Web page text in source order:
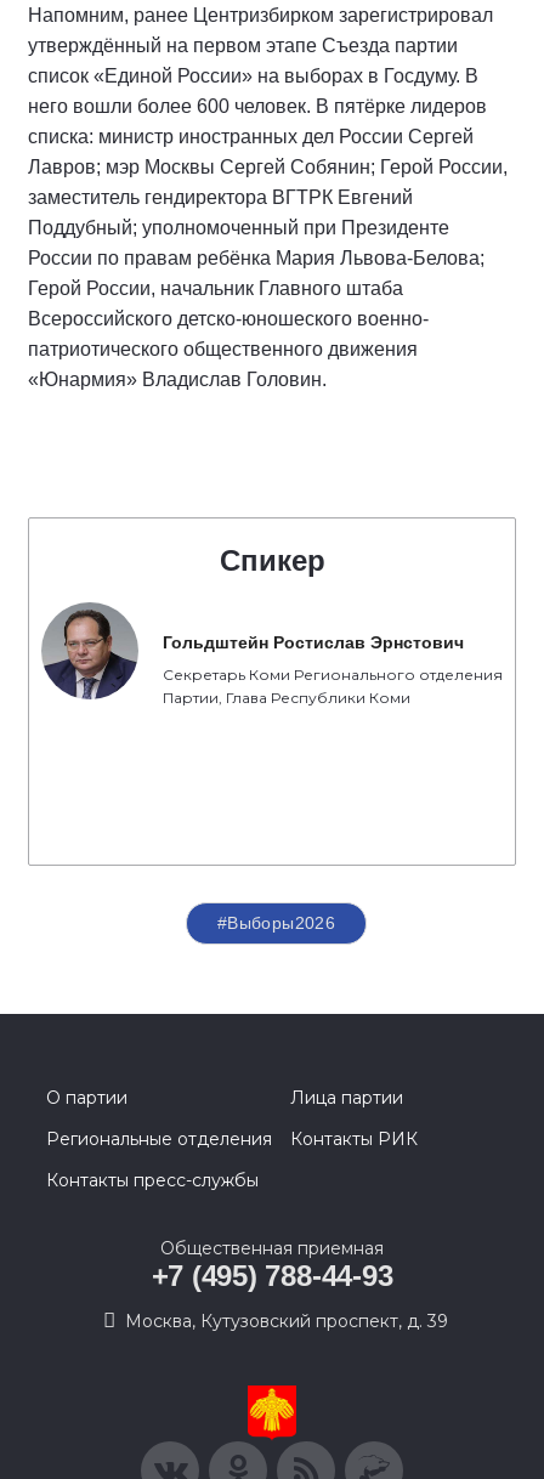
Напомним, ранее Центризбирком зарегистрировал
утверждённый на первом этапе Съезда партии
список «Единой России» на выборах в Госдуму. В
него вошли более 600 человек. В пятёрке лидеров
списка: министр иностранных дел России Сергей
Лавров; мэр Москвы Сергей Собянин; Герой России,
заместитель гендиректора ВГТРК Евгений
Поддубный; уполномоченный при Президенте
России по правам ребёнка Мария Львова-Белова;
Герой России, начальник Главного штаба
Всероссийского детско-юношеского военно-
патриотического общественного движения
«Юнармия» Владислав Головин.
Спикер
Гольдштейн Ростислав Эрнстович
Секретарь Коми Регионального отделения
Партии, Глава Республики Коми
#Выборы2026
О партии
Лица партии
Региональные отделения
Контакты РИК
Контакты пресс-службы
Общественная приемная
+7 (495) 788-44-93
Москва, Кутузовский проспект, д. 39